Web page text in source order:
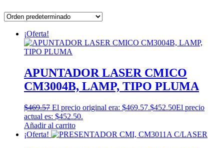
¡Oferta!
APUNTADOR LASER CMICO
CM3004B, LAMP, TIPO PLUMA
$469.57 El precio original era: $469.57.$452.50El precio
actual es: $452.50.
Añadir al carrito
¡Oferta!